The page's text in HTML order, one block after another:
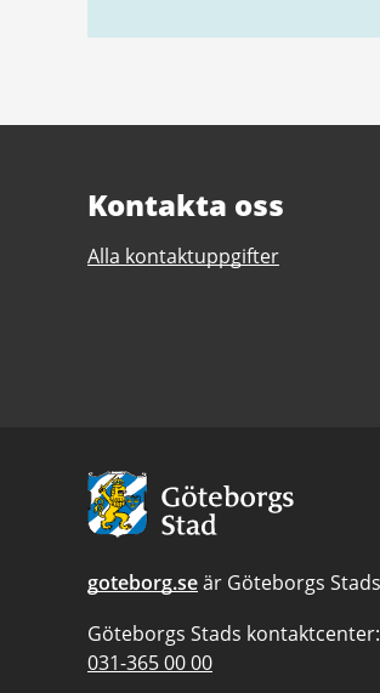
Kontakta oss
Alla kontaktuppgifter
Avsändare:
Göteborgs
Stad
goteborg.seär Göteborgs
Göteborgs Stads kontaktcenter:
Telefonnummer
031-365 00 00